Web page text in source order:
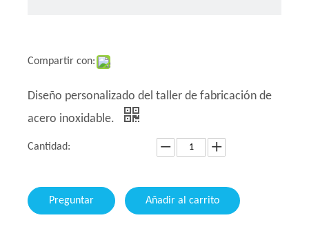
Compartir con:
Diseño personalizado del taller de fabricación de
acero inoxidable.
Cantidad:
Preguntar Añadir al carrito